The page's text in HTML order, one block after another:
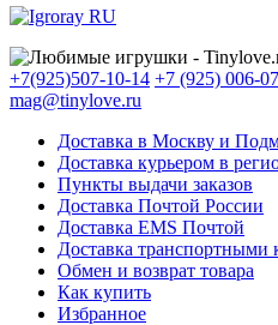
+7(925)507-10-14 +7 (925) 006-
mag@tinylove.ru
Доставка в Москву и
Доставка курьером в
Пункты выдачи заказов
Доставка Почтой России
Доставка EMS Почтой
Доставка транспортными
Обмен и возврат товара
Как купить
Избранное